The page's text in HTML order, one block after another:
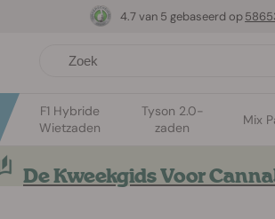
F1 Hybride
Wietzaden
Tyson 2.0-
zaden
Mix
4.7 van 5 gebaseerd op
De Kweekgids Voor